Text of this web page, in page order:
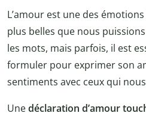
L’amour est une des
plus belles que nous
les mots, mais parfois, il est
formuler pour exprimer son
sentiments avec ceux qui
Unedéclaration d’amour